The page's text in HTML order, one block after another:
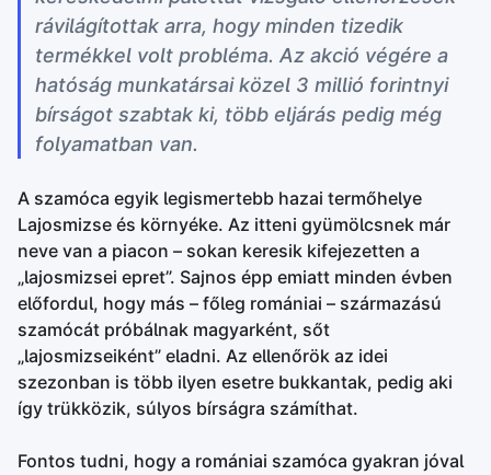
rávilágítottak arra, hogy minden tizedik
termékkel volt probléma. Az akció végére a
hatóság munkatársai közel 3 millió forintnyi
bírságot szabtak ki, több eljárás pedig még
folyamatban van.
A szamóca egyik legismertebb hazai termőhelye
Lajosmizse és környéke. Az itteni gyümölcsnek már
neve van a piacon – sokan keresik kifejezetten a
„lajosmizsei epret”. Sajnos épp emiatt minden évben
előfordul, hogy más – főleg romániai – származású
szamócát próbálnak magyarként, sőt
„lajosmizseiként” eladni. Az ellenőrök az idei
szezonban is több ilyen esetre bukkantak, pedig aki
így trükközik, súlyos bírságra számíthat.
Fontos tudni, hogy a romániai szamóca gyakran jóval